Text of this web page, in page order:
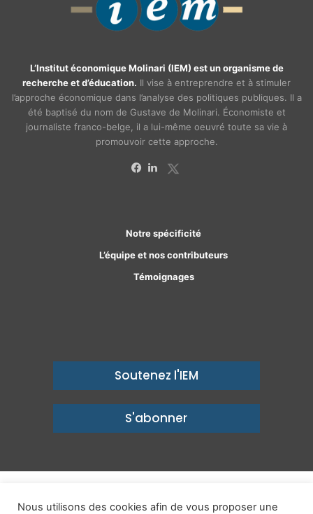
L’Institut économique Molinari (IEM) est un organisme de
recherche et d’éducation. Il vise à entreprendre et à stimuler
l’approche économique dans l’analyse des politiques publiques. Il a
été baptisé du nom de Gustave de Molinari. Économiste et
journaliste franco-belge, il a lui-même oeuvré toute sa vie à
promouvoir cette approche.
Notre spécificité
L’équipe et nos contributeurs
Témoignages
Soutenez l'IEM
S'abonner
Nous utilisons des cookies afin de vous proposer une